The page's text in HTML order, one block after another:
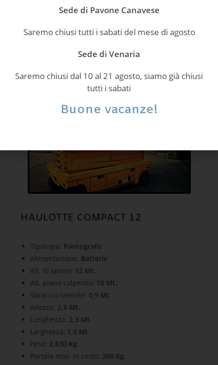
Maggiori informazioni
€ 6.500 + iva
HAULOTTE COMPACT 12
Tipologia: Pantografo
Alimentazione: Batterie
Alt. di lavoro: 12 Mt.
Alt. piano calpestio: 10 Mt.
Sbraccio laterale: 0,9 Mt.
Altezza: 2,5 Mt.
Lunghezza: 2,3 Mt.
Larghezza: 1,2 Mt.
Peso: 2.630 Kg.
Portata max. in cesto: 300 Kg.
Sede di Pavone Canavese
Saremo chiusi tutti i sabati del mese di agosto
Sede di Venaria
Saremo chiusi dal 10 al 21 agosto, siamo già chiusi
tutti i sabati
Buone vacanze!